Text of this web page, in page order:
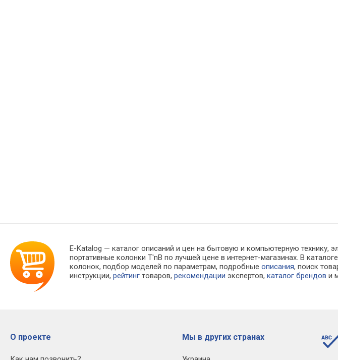
E-Katalog — каталог описаний и цен на бытовую и компьютерную технику,
портативные колонки T'nB по лучшей цене в интернет-магазинах. В
колонок, подбор моделей по параметрам, подробныеописания, поиск
инструкции,рейтинг товаров,рекомендации экспертов,каталог брендов и
О проекте Мы в других странах